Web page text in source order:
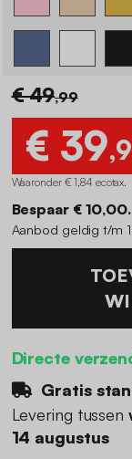
€ 49,99
€ 39
Waaronder € 1,84 ecotax.
Bespaar € 10,00.
Aanbod geldig t/m
Directe
Gratis
Levering tussen
14 augustus